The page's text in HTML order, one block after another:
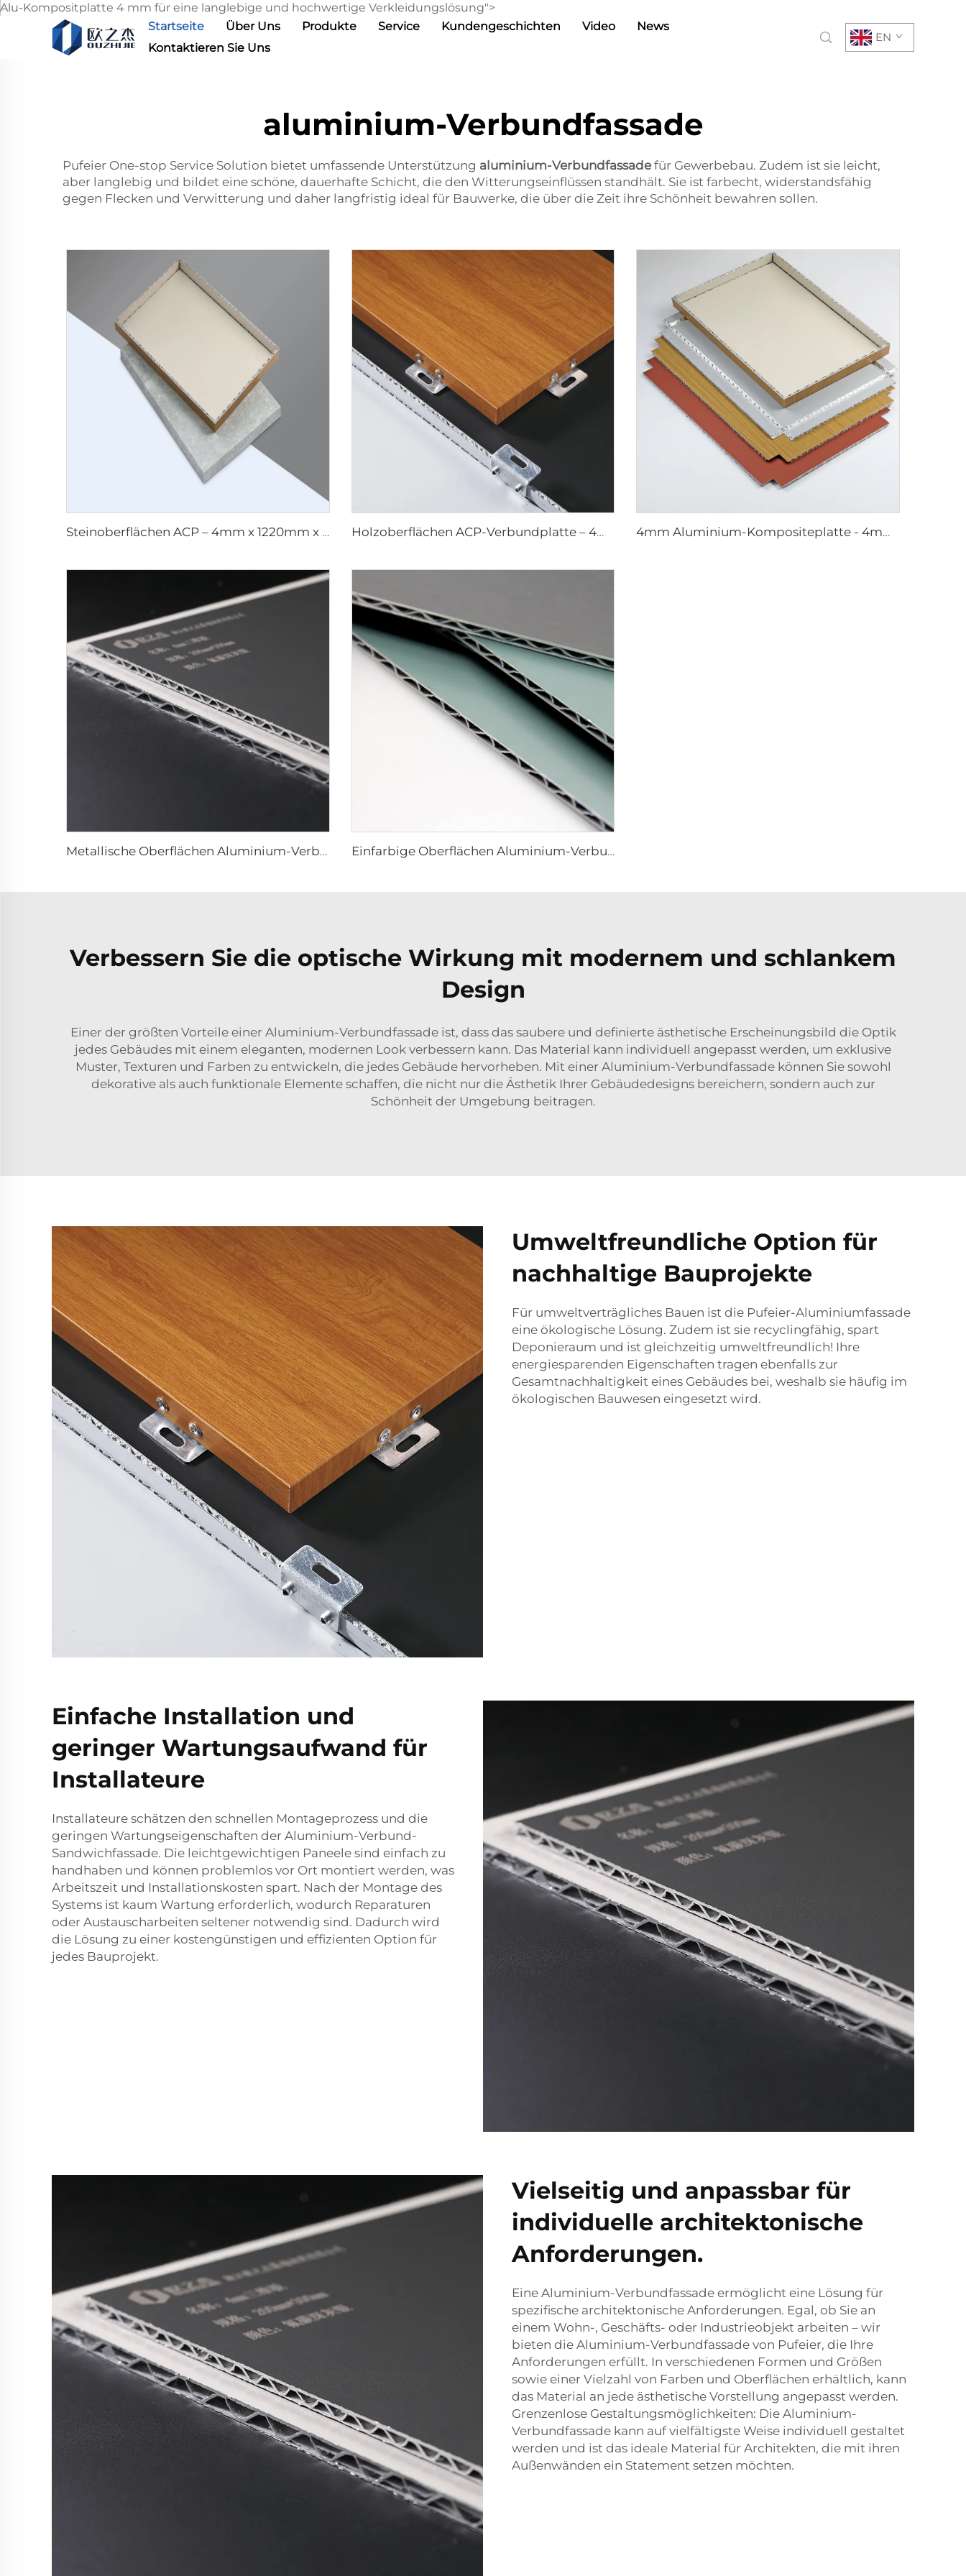
Alu-Kompositplatte 4 mm für eine langlebige und hochwertige Verkleidungslösung">
Startseite
Über Uns Produkte Service Kundengeschichten Video
News
Kontaktieren Sie Uns
EN
aluminium-Verbundfassade
Pufeier One-stop Service Solution bietet umfassende Unterstützung aluminium-Verbundfassade für Gewerbebau. Zudem ist sie leicht,
aber langlebig und bildet eine schöne, dauerhafte Schicht, die den Witterungseinflüssen standhält. Sie ist farbecht, widerstandsfähig
gegen Flecken und Verwitterung und daher langfristig ideal für Bauwerke, die über die Zeit ihre Schönheit bewahren sollen.
Steinoberflächen ACP – 4mm x 1220mm x 2440mm Holzoberflächen ACP-Verbundplatte – 4mm x 1220mm x 2440mm 4mm Aluminium-Kompositeplatte - 4mm 1220mm x 2440mm (122cm x 244cm)
Metallische Oberflächen Aluminium-Verbundplatte – 0,4 cm x 122 cm x 244 cm Einfarbige Oberflächen Aluminium-Verbundplatte – 4mm x 1220mm x 2440mm
Verbessern Sie die optische Wirkung mit modernem und schlankem
Design
Einer der größten Vorteile einer Aluminium-Verbundfassade ist, dass das saubere und definierte ästhetische Erscheinungsbild die Optik
jedes Gebäudes mit einem eleganten, modernen Look verbessern kann. Das Material kann individuell angepasst werden, um exklusive
Muster, Texturen und Farben zu entwickeln, die jedes Gebäude hervorheben. Mit einer Aluminium-Verbundfassade können Sie sowohl
dekorative als auch funktionale Elemente schaffen, die nicht nur die Ästhetik Ihrer Gebäudedesigns bereichern, sondern auch zur
Schönheit der Umgebung beitragen.
Umweltfreundliche Option für
nachhaltige Bauprojekte
Für umweltverträgliches Bauen ist die Pufeier-Aluminiumfassade
eine ökologische Lösung. Zudem ist sie recyclingfähig, spart
Deponieraum und ist gleichzeitig umweltfreundlich! Ihre
energiesparenden Eigenschaften tragen ebenfalls zur
Gesamtnachhaltigkeit eines Gebäudes bei, weshalb sie häufig im
ökologischen Bauwesen eingesetzt wird.
Einfache Installation und
geringer Wartungsaufwand für
Installateure
Installateure schätzen den schnellen Montageprozess und die
geringen Wartungseigenschaften der Aluminium-Verbund-
Sandwichfassade. Die leichtgewichtigen Paneele sind einfach zu
handhaben und können problemlos vor Ort montiert werden, was
Arbeitszeit und Installationskosten spart. Nach der Montage des
Systems ist kaum Wartung erforderlich, wodurch Reparaturen
oder Austauscharbeiten seltener notwendig sind. Dadurch wird
die Lösung zu einer kostengünstigen und effizienten Option für
jedes Bauprojekt.
Vielseitig und anpassbar für
individuelle architektonische
Anforderungen.
Eine Aluminium-Verbundfassade ermöglicht eine Lösung für
spezifische architektonische Anforderungen. Egal, ob Sie an
einem Wohn-, Geschäfts- oder Industrieobjekt arbeiten – wir
bieten die Aluminium-Verbundfassade von Pufeier, die Ihre
Anforderungen erfüllt. In verschiedenen Formen und Größen
sowie einer Vielzahl von Farben und Oberflächen erhältlich, kann
das Material an jede ästhetische Vorstellung angepasst werden.
Grenzenlose Gestaltungsmöglichkeiten: Die Aluminium-
Verbundfassade kann auf vielfältigste Weise individuell gestaltet
werden und ist das ideale Material für Architekten, die mit ihren
Außenwänden ein Statement setzen möchten.